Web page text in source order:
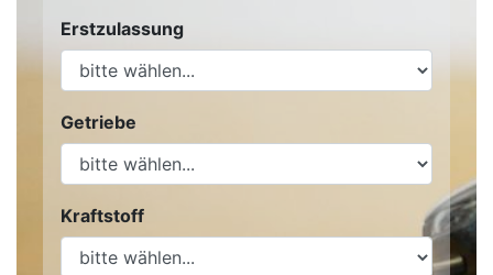
Erstzulassung
Getriebe
Kraftstoff